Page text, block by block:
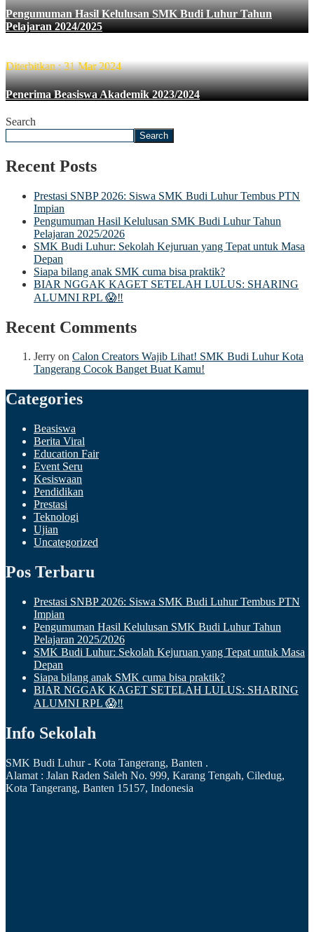
Pengumuman Hasil Kelulusan SMK Budi Luhur Tahun
Pelajaran 2024/2025
Diterbitkan : 31 Mar 2024
Penerima Beasiswa Akademik 2023/2024
Search
Search
Recent Posts
Prestasi SNBP 2026: Siswa SMK Budi Luhur Tembus PTN
Impian
Pengumuman Hasil Kelulusan SMK Budi Luhur Tahun
Pelajaran 2025/2026
SMK Budi Luhur: Sekolah Kejuruan yang Tepat untuk Masa
Depan
Siapa bilang anak SMK cuma bisa praktik?
BIAR NGGAK KAGET SETELAH LULUS: SHARING
ALUMNI RPL 😱‼️
Recent Comments
Jerry on Calon Creators Wajib Lihat! SMK Budi Luhur Kota
Tangerang Cocok Banget Buat Kamu!
Categories
Beasiswa
Berita Viral
Education Fair
Event Seru
Kesiswaan
Pendidikan
Prestasi
Teknologi
Ujian
Uncategorized
Pos Terbaru
Prestasi SNBP 2026: Siswa SMK Budi Luhur Tembus PTN
Impian
Pengumuman Hasil Kelulusan SMK Budi Luhur Tahun
Pelajaran 2025/2026
SMK Budi Luhur: Sekolah Kejuruan yang Tepat untuk Masa
Depan
Siapa bilang anak SMK cuma bisa praktik?
BIAR NGGAK KAGET SETELAH LULUS: SHARING
ALUMNI RPL 😱‼️
Info Sekolah
SMK Budi Luhur - Kota Tangerang, Banten .
Alamat : Jalan Raden Saleh No. 999, Karang Tengah, Ciledug,
Kota Tangerang, Banten 15157, Indonesia